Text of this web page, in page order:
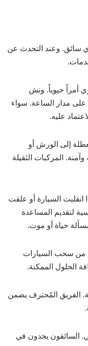
سائق. وعند التحدث عن
أمراً حيوياً. ونش
على مدار الساعة. سواء
عليه.
إلى الورش أو
المركبات الثقيلة
انقلبت السيارة أو علقت
لتقديم المساعدة
حياة أو موت.
من سحب السيارات
الحلول الممكنة.
الفريق المُحترف يضمن
السائقون يجدون في